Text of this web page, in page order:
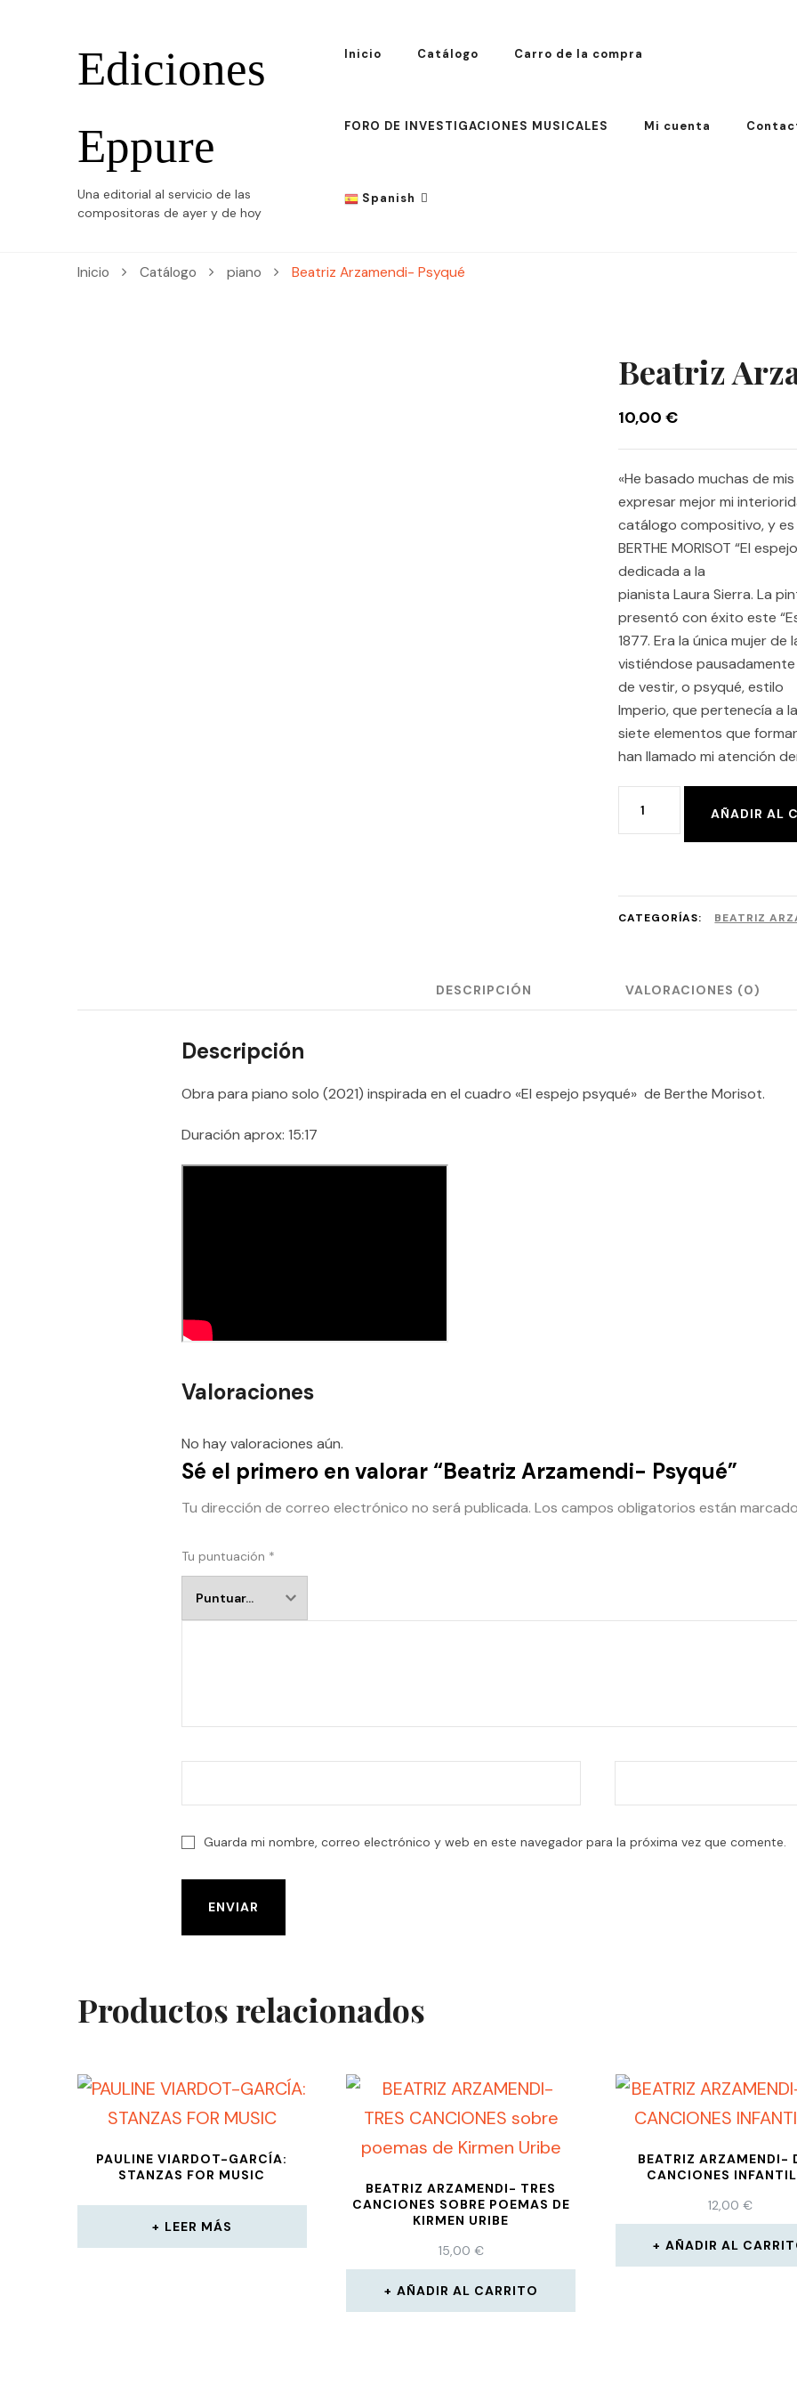
Ediciones
Eppure
Una editorial al servicio de las
compositoras de ayer y de hoy
Inicio Catálogo Carro de la compra
FORO DE INVESTIGACIONES MUSICALES Mi cuenta
Spanish
Inicio Catálogo piano Beatriz Arzamendi- Psyqué
Beatriz
10,00€
«He basado muchas de
expresar mejor mi
catálogo compositivo, y
BERTHE MORISOT “El
dedicada a la
pianista Laura Sierra. La
presentó con éxito este
1877. Era la única mujer
vistiéndose
de vestir, o psyqué, estilo
Imperio, que pertenecía a
siete elementos que
han llamado mi atención
Arzamendi-
AÑADIR AL
CATEGORÍAS: BEATRIZ
DESCRIPCIÓN VALORACIONES (0)
Descripción
Obra para piano solo (2021) inspirada en el cuadro «El espejo psyqué» de Berthe Morisot.
Duración aprox: 15:17
Valoraciones
No hay valoraciones aún.
Sé el primero en valorar “Beatriz Arzamendi- Psyqué”
Tu dirección de correo electrónico no será publicada. Los campos obligatorios están
Tu puntuación *
Guarda mi nombre, correo electrónico y web en este navegador para la próxima vez que comente.
Productos relacionados
PAULINE VIARDOT-GARCÍA:
STANZAS FOR MUSIC
LEER MÁS
BEATRIZ ARZAMENDI- TRES
CANCIONES SOBRE POEMAS DE
KIRMEN URIBE
15,00 €
AÑADIR AL CARRITO
BEATRIZ ARZAMENDI-
CANCIONES
12,00 €
AÑADIR AL